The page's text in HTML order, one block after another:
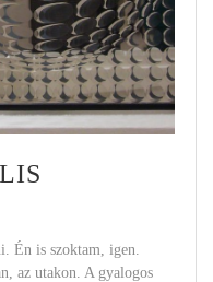
Én is szoktam, igen.
az utakon. A gyalogos